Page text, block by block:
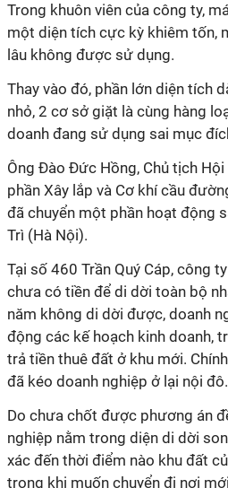
Trong khuôn viên của công ty,
một diện tích cực kỳ khiêm tốn,
lâu không được sử dụng.
Thay vào đó, phần lớn diện tích
nhỏ, 2 cơ sở giặt là cùng hàng
doanh đang sử dụng sai mục
Ông Đào Đức Hồng, Chủ tịch
phần Xây lắp và Cơ khí cầu
đã chuyển một phần hoạt động
Trì (Hà Nội).
Tại số 460 Trần Quý Cáp, công
chưa có tiền để di dời toàn bộ
năm không di dời được, doanh
động các kế hoạch kinh doanh,
trả tiền thuê đất ở khu mới.
đã kéo doanh nghiệp ở lại nội đô.
Do chưa chốt được phương án
nghiệp nằm trong diện di dời
xác đến thời điểm nào khu đất
trong khi muốn chuyển đi nơi